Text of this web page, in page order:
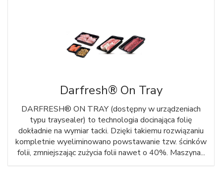
Darfresh® On Tray
DARFRESH® ON TRAY (dostępny w urządzeniach
typu traysealer) to technologia docinająca folię
dokładnie na wymiar tacki. Dzięki takiemu rozwiązaniu
kompletnie wyeliminowano powstawanie tzw. ścinków
folii, zmniejszając zużycia folii nawet o 40%. Maszyna...